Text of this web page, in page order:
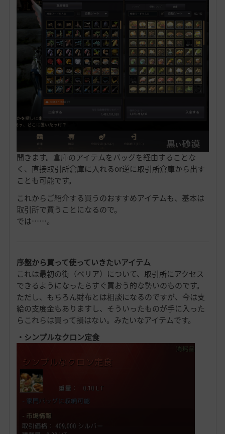
開きます。倉庫のアイテムをバッグを経由することな
く、直接取引所倉庫に入れるor逆に取引所倉庫から出す
ことも可能です。
これからご紹介する買うのおすすめアイテムも、基本は
取引所で買うことになるので。
では……。
序盤から買って使っていきたいアイテム
これは最初の街（ベリア）について、取引所にアクセス
できるようになったらすぐ買おう的な勢いのものです。
ただし、もちろん財布とは相談になるのですが、今は支
給の支度金もありますし、そういったものが手に入った
らこれらは買って損はない。みたいなアイテムです。
・シンプルなクロン定食